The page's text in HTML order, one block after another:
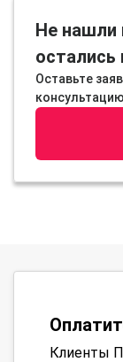
Не нашли
остались
Оставьте
Клиенты